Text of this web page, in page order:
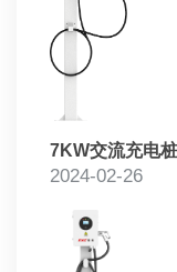
7KW交流充电
2024-02-26